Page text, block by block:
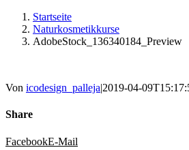
Startseite
Naturkosmetikkurse
AdobeStock_136340184_Preview
Von icodesign_palleja|2019-04-
Share
FacebookE-Mail